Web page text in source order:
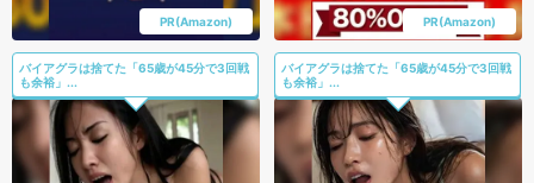
PR(Amazon) PR(Amazon)
バイアグラは捨てた「65歳が45分で3回戦
も余裕」...
バイアグラは捨てた「65歳が45分で3回戦
も余裕」...